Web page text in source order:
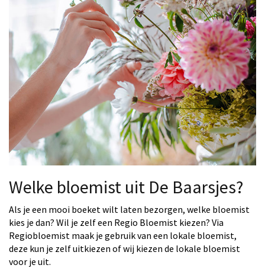
Welke bloemist uit De Baarsjes?
Als je een mooi boeket wilt laten bezorgen, welke bloemist
kies je dan? Wil je zelf een Regio Bloemist kiezen? Via
Regiobloemist maak je gebruik van een lokale bloemist,
deze kun je zelf uitkiezen of wij kiezen de lokale bloemist
voor je uit.